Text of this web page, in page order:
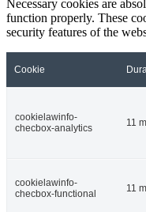
Necessary cookies are
function properly. These
security features of the
Cookie
cookielawinfo-
checbox-analytics
11
cookielawinfo-
checbox-functional
11